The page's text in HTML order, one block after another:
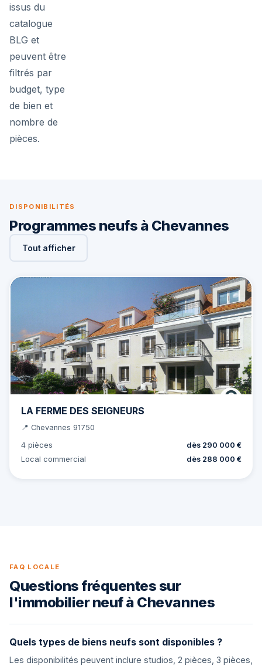
issus du
catalogue
BLG et
peuvent être
filtrés par
budget, type
de bien et
nombre de
pièces.
DISPONIBILITÉS
Programmes neufs à Chevannes
Tout afficher
LA FERME DES SEIGNEURS
📍 Chevannes 91750
4 pièces
dès 290 000 €
Local commercial
dès 288 000 €
FAQ LOCALE
Questions fréquentes sur
l'immobilier neuf à Chevannes
Quels types de biens neufs sont disponibles ?
Les disponibilités peuvent inclure studios, 2 pièces, 3 pièces,